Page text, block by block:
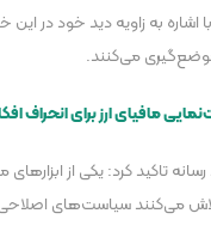
اشاره به زاویه دید خود در
می‌کنند.
مافیای ارز برای انحراف
تاکید کرد: یکی از
می‌کنند سیاست‌های